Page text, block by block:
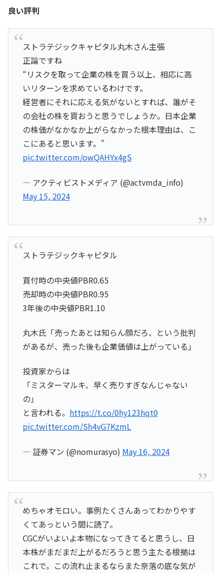
良い評判
ストラテジックキャピタル丸木さん主張
正論ですね
“リスクを取って企業の株を買う以上、相応に高
いリターンを求めているわけです。
経営者にそれに応える気がないとすれば、誰がそ
の会社の株を買おうと思うでしょうか。日本企業
の株価がなかなか上がらなかった根本理由は、こ
こにあると思います。”
pic.twitter.com/owQAHYx4gS
— アクティビストメディア (@actvmda_info)
May 15, 2024
ストラテジックキャピタル
買付時の中央値PBR0.65
売却時の中央値PBR0.95
3年後の中央値PBR1.10
丸木氏「売ったあとは知らん顔だろ、という批判
があるが、売った後も企業価値は上がっている」
投資家からは
「ミスターマルキ、早く売りすぎなんじゃない
の」
と言われる。 https://t.co/0hy123hqt0
pic.twitter.com/Sh4vG7KzmL
— 証券マン (@nomurasyo) May 16, 2024
めちゃオモロい。事例たくさんあってわかりやす
くてあっという間に読了。
CGCがいよいよ本物になってきてると思うし、日
本株がまだまだ上がるだろうと思う主たる根拠は
これで。この流れ止まるならまた奈落の底な気が